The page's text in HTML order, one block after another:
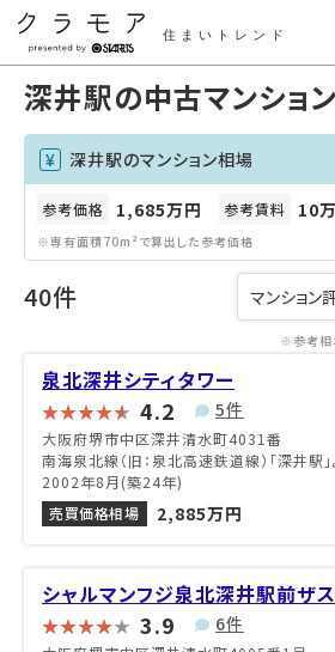
住まいトレンド
深井駅の中古マンション
深井駅のマンション相場
参考価格 1,685万円 参考賃料 10
※専有面積70m²で算出した参考価格
40件
※参考相
泉北深井シティタワー
4.2 5件
大阪府堺市中区深井清水町4031番
南海泉北線（旧：泉北高速鉄道線）「深井駅
2002年8月(築24年)
売買価格相場
2,885万円
シャルマンフジ泉北深井駅前ザ
3.9 6件